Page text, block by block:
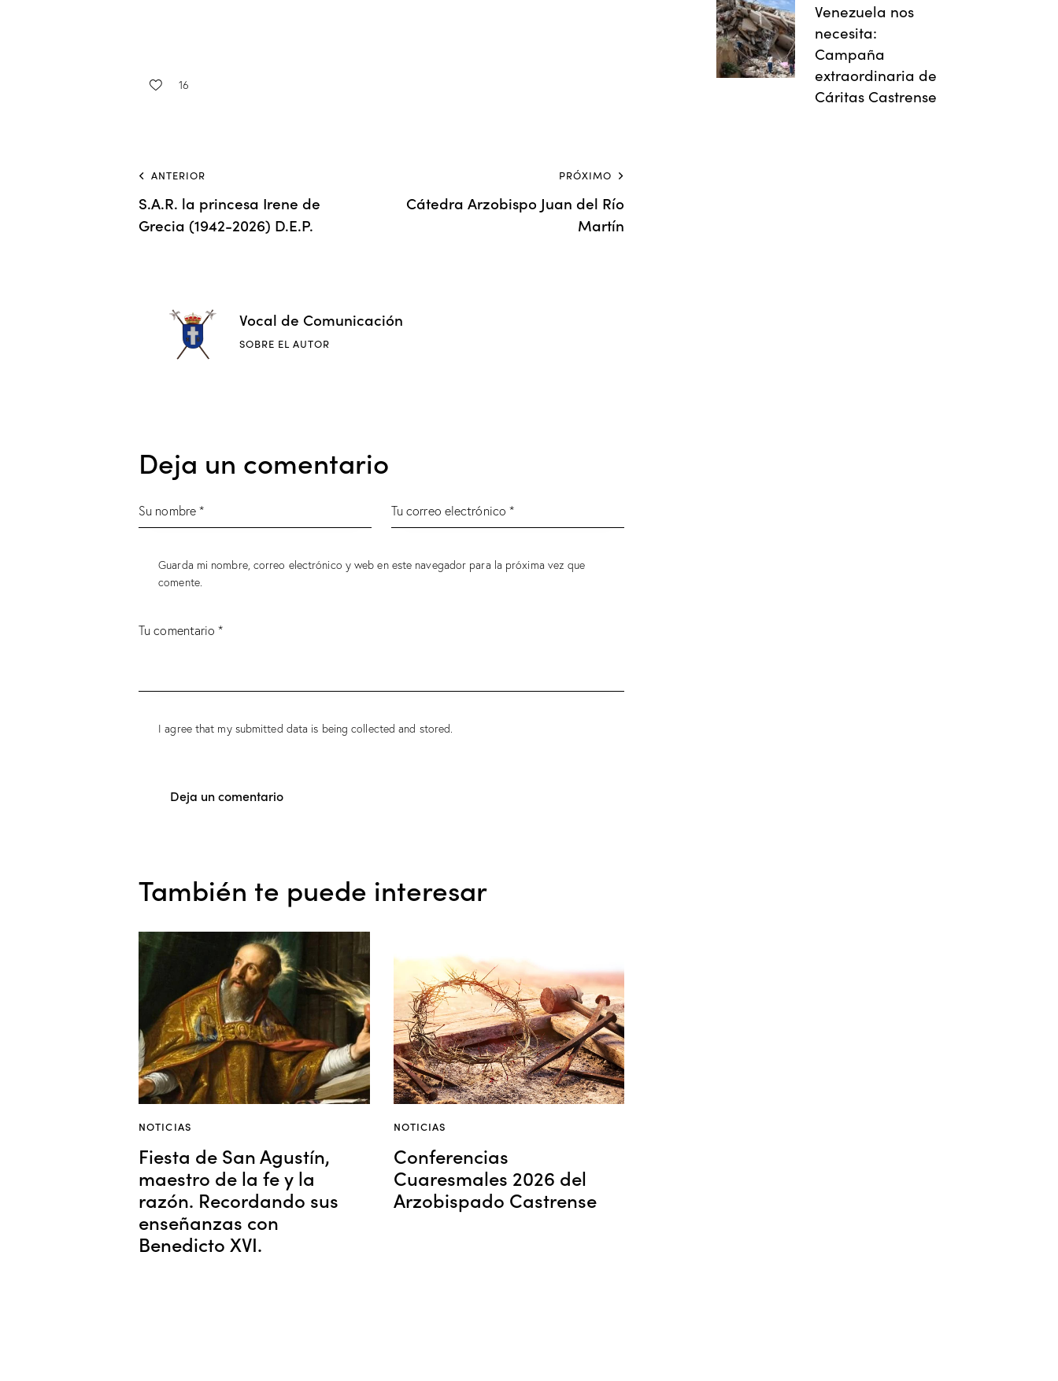
16
ANTERIOR
S.A.R. la princesa Irene de
Grecia (1942-2026) D.E.P.
PRÓXIMO
Cátedra Arzobispo Juan del Río
Martín
Vocal de Comunicación
SOBRE EL AUTOR
Deja un comentario
Guarda mi nombre, correo electrónico y web en este navegador para la próxima vez que
comente.
I agree that my submitted data is being collected and stored.
También te puede interesar
NOTICIAS
Fiesta de San Agustín,
maestro de la fe y la
razón. Recordando sus
enseñanzas con
Benedicto XVI.
NOTICIAS
Conferencias
Cuaresmales 2026 del
Arzobispado Castrense
Venezuela nos
necesita:
Campaña
extraordinaria de
Cáritas Castrense